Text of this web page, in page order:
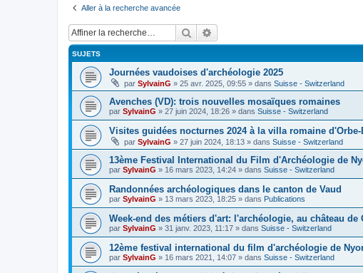
Aller à la recherche avancée
Rechercher
SUJETS
Journées vaudoises d'archéologie 2025
par SylvainG » 25 avr. 2025, 09:55 » dans Suisse - Switzerland
Avenches (VD): trois nouvelles mosaïques romaines
par SylvainG » 27 juin 2024, 18:26 » dans Suisse - Switzerland
Visites guidées nocturnes 2024 à la villa romaine d'Orbe-
par SylvainG » 27 juin 2024, 18:13 » dans Suisse - Switzerland
13ème Festival International du Film d'Archéologie de
par SylvainG » 16 mars 2023, 14:24 » dans Suisse - Switzerland
Randonnées archéologiques dans le canton de Vaud
par SylvainG » 13 mars 2023, 18:25 » dans Publications
Week-end des métiers d'art: l'archéologie, au château de
par SylvainG » 31 janv. 2023, 11:17 » dans Suisse - Switzerland
12ème festival international du film d'archéologie de
par SylvainG » 16 mars 2021, 14:07 » dans Suisse - Switzerland